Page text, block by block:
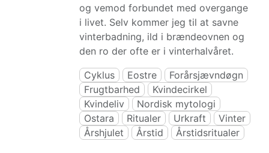
og vemod forbundet med overgange
i livet. Selv kommer jeg til at savne
vinterbadning, ild i brændeovnen og
den ro der ofte er i vinterhalvåret.
Cyklus
Eostre
Forårsjævndøgn
Frugtbarhed
Kvindecirkel
Kvindeliv
Nordisk mytologi
Ostara
Ritualer Urkraft
Vinter
Årshjulet
Årstid Årstidsritualer